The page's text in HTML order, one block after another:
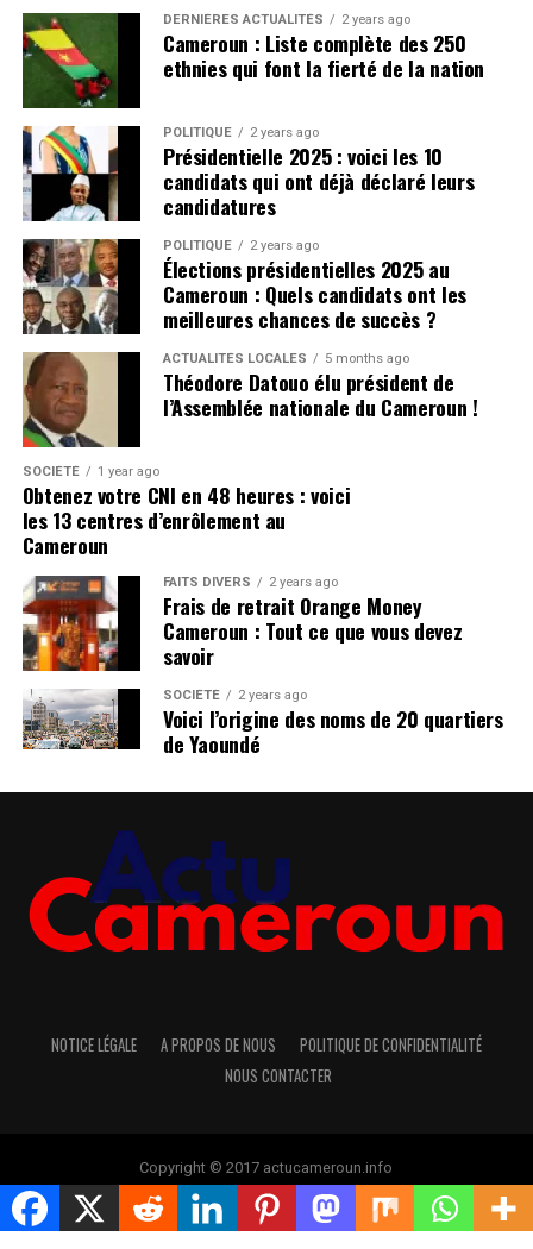
DERNIÈRES ACTUALITÉS 2 years ago
Cameroun : Liste complète des 250
ethnies qui font la fierté de la nation
POLITIQUE 2 years ago
Présidentielle 2025 : voici les 10
candidats qui ont déjà déclaré leurs
candidatures
POLITIQUE 2 years ago
Élections présidentielles 2025 au
Cameroun : Quels candidats ont les
meilleures chances de succès ?
ACTUALITÉS LOCALES 5 months ago
Théodore Datouo élu président de
l’Assemblée nationale du Cameroun !
SOCIÉTÉ 1 year ago
Obtenez votre CNI en 48 heures : voici
les 13 centres d’enrôlement au
Cameroun
FAITS DIVERS 2 years ago
Frais de retrait Orange Money
Cameroun : Tout ce que vous devez
savoir
SOCIÉTÉ 2 years ago
Voici l’origine des noms de 20 quartiers
de Yaoundé
NOTICE LÉGALE A PROPOS DE NOUS
POLITIQUE DE CONFIDENTIALITÉ
NOUS CONTACTER
Copyright © 2017 actucameroun.info
Rejoindre notre groupe télégram pour avoir les dernières
infosCliquez ici